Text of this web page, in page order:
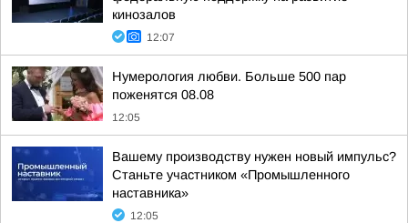
кинозалов
12:07
Нумерология любви. Больше 500 пар
поженятся 08.08
12:05
Вашему производству нужен новый импульс?
Станьте участником «Промышленного
наставника»
12:05